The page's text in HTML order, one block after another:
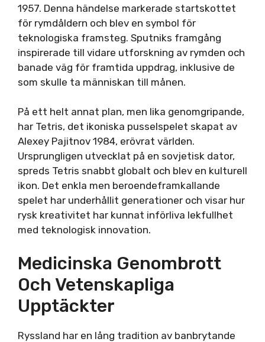
1957. Denna händelse markerade startskottet
för rymdåldern och blev en symbol för
teknologiska framsteg. Sputniks framgång
inspirerade till vidare utforskning av rymden och
banade väg för framtida uppdrag, inklusive de
som skulle ta människan till månen.
På ett helt annat plan, men lika genomgripande,
har Tetris, det ikoniska pusselspelet skapat av
Alexey Pajitnov 1984, erövrat världen.
Ursprungligen utvecklat på en sovjetisk dator,
spreds Tetris snabbt globalt och blev en kulturell
ikon. Det enkla men beroendeframkallande
spelet har underhållit generationer och visar hur
rysk kreativitet har kunnat införliva lekfullhet
med teknologisk innovation.
Medicinska Genombrott
Och Vetenskapliga
Upptäckter
Ryssland har en lång tradition av banbrytande